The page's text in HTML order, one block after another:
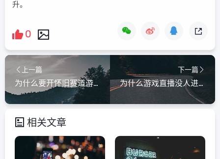
升。
0
上一篇
为什么要开怀旧赛道游戏
下一篇
为什么游戏直播没人进去
相关文章